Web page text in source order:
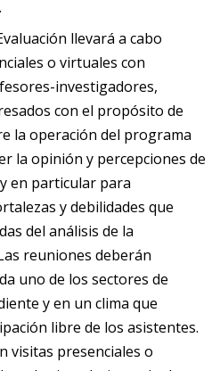
llevará a cabo
o virtuales con
investigadores,
con el propósito de
la operación del programa
la opinión y percepciones de
en particular para
y debilidades que
del análisis de la
reuniones deberán
uno de los sectores de
y en un clima que
libre de los asistentes.
visitas presenciales o